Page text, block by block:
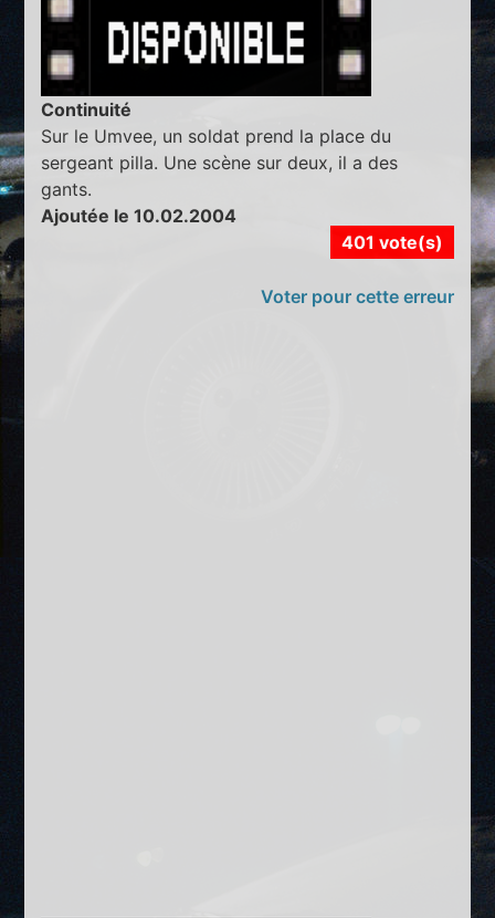
Continuité
Sur le Umvee, un soldat prend la place du
sergeant pilla. Une scène sur deux, il a des
gants.
Ajoutée le 10.02.2004
401 vote(s)
Voter pour cette erreur